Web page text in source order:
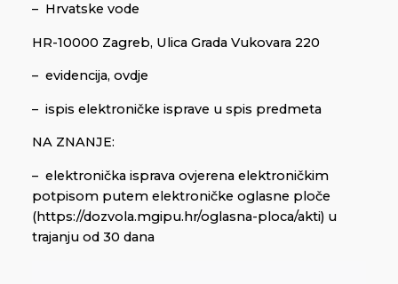
– Hrvatske vode
HR-10000 Zagreb, Ulica Grada Vukovara 220
– evidencija, ovdje
– ispis elektroničke isprave u spis predmeta
NA ZNANJE:
– elektronička isprava ovjerena elektroničkim
potpisom putem elektroničke oglasne ploče
(https://dozvola.mgipu.hr/oglasna-ploca/akti) u
trajanju od 30 dana